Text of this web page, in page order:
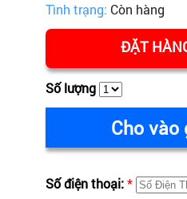
Tình trạng: Còn hàng
ĐẶT
Số lượng
Cho vào
Số điện thoại:*